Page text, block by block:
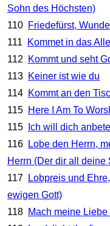
Sohn des Höchsten)
110 Friedefürst,
111
Kommet in das
112
Kommt und seht
113 Keiner ist wie du
114 Kommt an den
115 Here I Am To
115
Ich will dich
116
Lobe den Herrn,
Herrn (Der dir all deine
117
Lobpreis und
ewigen Gott)
118 Mach meine